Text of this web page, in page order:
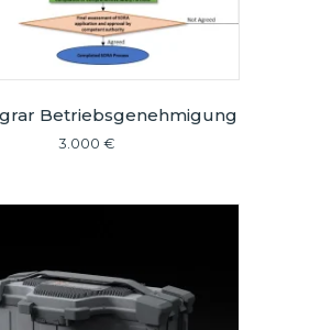
Betriebsgenehmigung
3.000 €